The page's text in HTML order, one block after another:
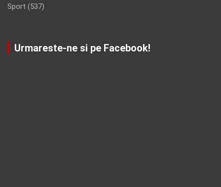
Sport (537)
Urmareste-ne si pe Facebook!